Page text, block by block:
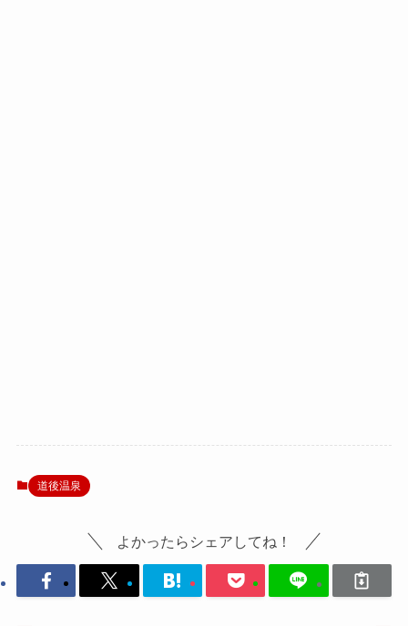
道後温泉
よかったらシェアしてね！